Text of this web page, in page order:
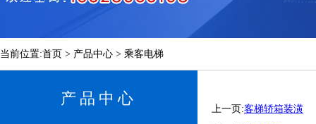
当前位置:首页 > 产品中心 > 乘客电梯
产品中心
上一页:客梯轿箱装潢